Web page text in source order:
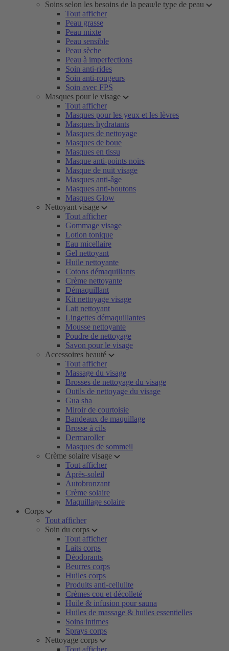
Soins selon les besoins de la peau/le type de peau
Tout afficher
Peau grasse
Peau mixte
Peau sensible
Peau sèche
Peau à imperfections
Soin anti-rides
Soin anti-rougeurs
Soin avec FPS
Masques pour le visage
Tout afficher
Masques pour les yeux et les lèvres
Masques hydratants
Masques de nettoyage
Masques de boue
Masques en tissu
Masque anti-points noirs
Masque de nuit visage
Masques anti-âge
Masques anti-boutons
Masques Glow
Nettoyant visage
Tout afficher
Gommage visage
Lotion tonique
Eau micellaire
Gel nettoyant
Huile nettoyante
Cotons démaquillants
Crème nettoyante
Démaquillant
Kit nettoyage visage
Lait nettoyant
Lingettes démaquillantes
Mousse nettoyante
Poudre de nettoyage
Savon pour le visage
Accessoires beauté
Tout afficher
Massage du visage
Brosses de nettoyage du visage
Outils de nettoyage du visage
Gua sha
Miroir de courtoisie
Bandeaux de maquillage
Brosse à cils
Dermaroller
Masques de sommeil
Crème solaire visage
Tout afficher
Après-soleil
Autobronzant
Crème solaire
Maquillage solaire
Corps
Tout afficher
Soin du corps
Tout afficher
Laits corps
Déodorants
Beurres corps
Huiles corps
Produits anti-cellulite
Crèmes cou et décolleté
Huile & infusion pour sauna
Huiles de massage & huiles essentielles
Soins intimes
Sprays corps
Nettoyage corps
Tout afficher